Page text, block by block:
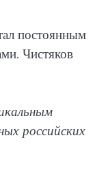
постоянным
Чистяков
российских